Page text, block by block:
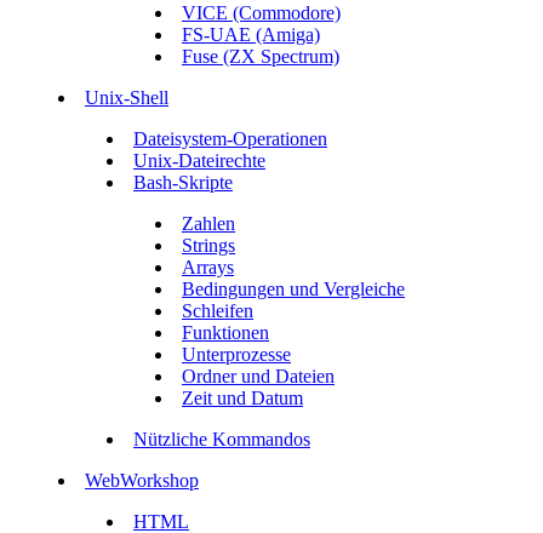
VICE (Commodore)
FS-UAE (Amiga)
Fuse (ZX Spectrum)
Unix-Shell
Dateisystem-Operationen
Unix-Dateirechte
Bash-Skripte
Zahlen
Strings
Arrays
Bedingungen und Vergleiche
Schleifen
Funktionen
Unterprozesse
Ordner und Dateien
Zeit und Datum
Nützliche Kommandos
WebWorkshop
HTML